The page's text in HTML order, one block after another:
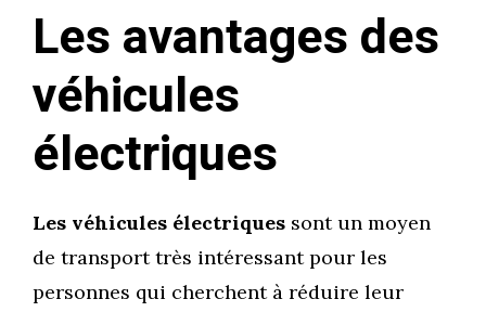
Les avantages des
véhicules
électriques
Les véhicules électriques sont un moyen
de transport très intéressant pour les
personnes qui cherchent à réduire leur